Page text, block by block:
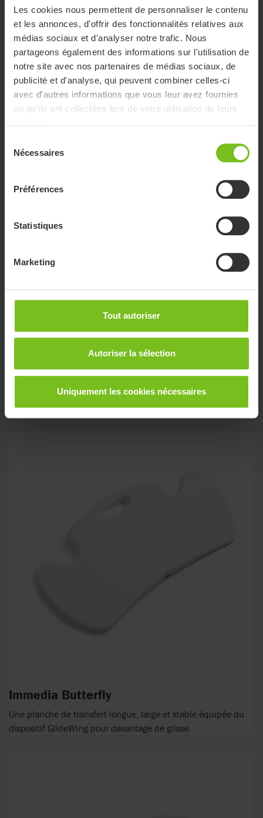
Les cookies nous permettent de personnaliser le contenu
et les annonces, d'offrir des fonctionnalités relatives aux
médias sociaux et d'analyser notre trafic. Nous
partageons également des informations sur l'utilisation de
notre site avec nos partenaires de médias sociaux, de
publicité et d'analyse, qui peuvent combiner celles-ci
avec d'autres informations que vous leur avez fournies
ou qu'ils ont collectées lors de votre utilisation de leurs
Nécessaires
Préférences
Statistiques
Marketing
Tout autoriser
Autoriser la sélection
Uniquement les cookies nécessaires
Immedia Planche de transfert E-Board
Une planche de transfert qui permet de réduire les petits
écarts lors des transferts en position assise
Immedia E-Board Oval
Planche fine et souple pour le transfert horizontal, le
repositionnement et l’application d’un harnais
Immedia Butterfly
Une planche de transfert longue, large et stable équipée du
dispositif GlideWing pour davantage de glisse